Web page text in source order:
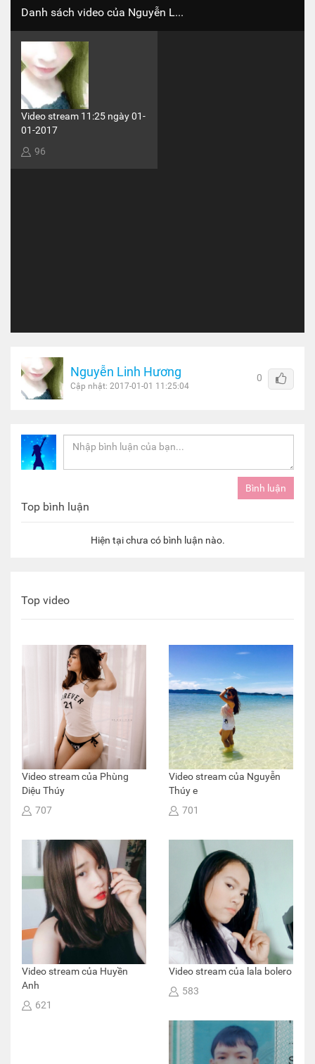
Danh sách video của Nguyễn L...
Video stream 11:25 ngày 01-
01-2017
96
Nguyễn Linh Hương
Cập nhật: 2017-01-01 11:25:04
0
Top bình luận
Hiện tại chưa có bình luận nào.
Top video
Video stream của Phùng
Diệu Thúy
707
Video stream của Nguyễn
Thúy e
701
Video stream của Huyền
Anh
621
Video stream của lala bolero
583